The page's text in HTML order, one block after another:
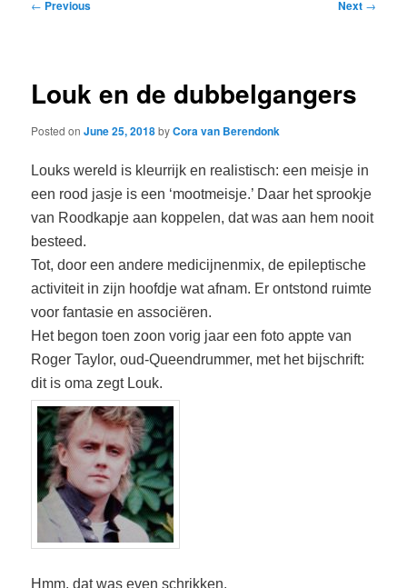
← Previous Next →
Louk en de dubbelgangers
Posted onJune 25, 2018byCora van Berendonk
Louks wereld is kleurrijk en realistisch: een meisje in
een rood jasje is een ‘mootmeisje.’ Daar het sprookje
van Roodkapje aan koppelen, dat was aan hem nooit
besteed.
Tot, door een andere medicijnenmix, de epileptische
activiteit in zijn hoofdje wat afnam. Er ontstond ruimte
voor fantasie en associëren.
Het begon toen zoon vorig jaar een foto appte van
Roger Taylor, oud-Queendrummer, met het bijschrift:
dit is oma zegt Louk.
Hmm, dat was even schrikken.